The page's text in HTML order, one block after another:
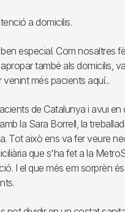
a domicilis.
especial. Com nosaltres
també als domicilis,
més pacients aquí...
de Catalunya i avui en
la Sara Borrell, la
Tot això ens va fer veure
que s'ha fet a la
I el que més em sorprèn